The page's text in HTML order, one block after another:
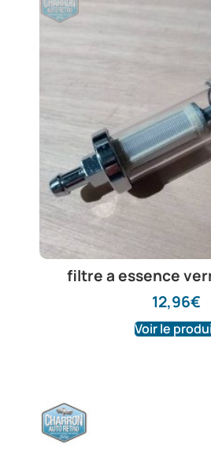
filtre a essence
12,96€
Voir le